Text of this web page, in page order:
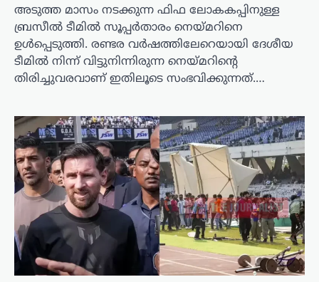
അടുത്ത മാസം നടക്കുന്ന ഫിഫ ലോകകപ്പിനുള്ള
ബ്രസീൽ ടീമിൽ സൂപ്പർതാരം നെയ്മറിനെ
ഉൾപ്പെടുത്തി. രണ്ടര വർഷത്തിലേറെയായി ദേശീയ
ടീമിൽ നിന്ന് വിട്ടുനിന്നിരുന്ന നെയ്മറിന്റെ
തിരിച്ചുവരവാണ് ഇതിലൂടെ സംഭവിക്കുന്നത്.…